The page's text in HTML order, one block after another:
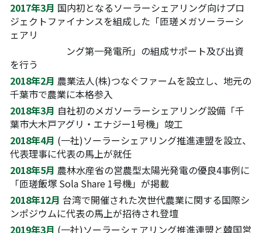
2017年3月 国内初となるソーラーシェアリング向けプロ
ジェクトファイナンスを組成した「匝瑳メガソーラーシ
ェアリ
ング第一発電所」の組成サポート及び出資
を行う
2018年2月 農業法人(株)つなぐファームを設立し、地元の
千葉市で農業に本格参入
2018年3月 自社初のメガソーラーシェアリング設備「千
葉市大木戸アグリ・エナジー1号機」竣工
2018年4月 (一社)ソーラーシェアリング推進連盟を設立、
代表理事に代表の馬上が就任
2018年5月 農林水産省の営農型太陽光発電の優良4事例に
「匝瑳飯塚 Sola Share 1号機」が掲載
2018年12月 台湾で開催された次世代農業に関する国際シ
ンポジウムに代表の馬上が招待され登壇
2019年3月 (一社)ソーラーシェアリング推進連盟と韓国営